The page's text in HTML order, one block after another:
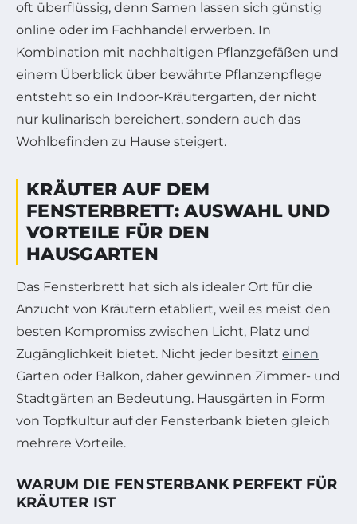
oft überflüssig, denn Samen lassen sich günstig
online oder im Fachhandel erwerben. In
Kombination mit nachhaltigen Pflanzgefäßen und
einem Überblick über bewährte Pflanzenpflege
entsteht so ein Indoor-Kräutergarten, der nicht
nur kulinarisch bereichert, sondern auch das
Wohlbefinden zu Hause steigert.
KRÄUTER AUF DEM
FENSTERBRETT: AUSWAHL UND
VORTEILE FÜR DEN
HAUSGARTEN
Das Fensterbrett hat sich als idealer Ort für die
Anzucht von Kräutern etabliert, weil es meist den
besten Kompromiss zwischen Licht, Platz und
Zugänglichkeit bietet. Nicht jeder besitzt einen
Garten oder Balkon, daher gewinnen Zimmer- und
Stadtgärten an Bedeutung. Hausgärten in Form
von Topfkultur auf der Fensterbank bieten gleich
mehrere Vorteile.
WARUM DIE FENSTERBANK PERFEKT FÜR
KRÄUTER IST